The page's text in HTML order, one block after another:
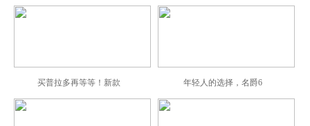
买普拉多再等等！新款 年轻人的选择，名爵6